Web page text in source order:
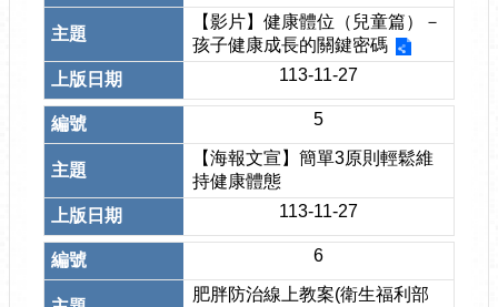
【影片】健康體位（兒童篇）－
孩子健康成長的關鍵密碼
113-11-27
5
【海報文宣】簡單3原則輕鬆維
持健康體態
113-11-27
6
肥胖防治線上教案(衛生福利部